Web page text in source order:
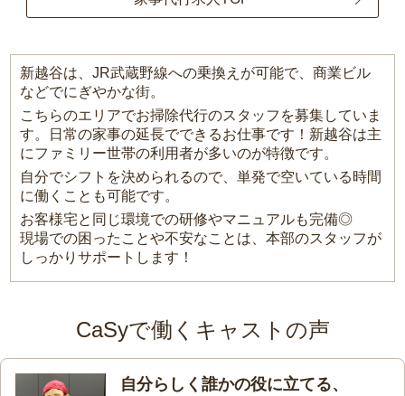
新越谷は、JR武蔵野線への乗換えが可能で、商業ビル
などでにぎやかな街。
こちらのエリアでお掃除代行のスタッフを募集していま
す。日常の家事の延長でできるお仕事です！新越谷は主
にファミリー世帯の利用者が多いのが特徴です。
自分でシフトを決められるので、単発で空いている時間
に働くことも可能です。
お客様宅と同じ環境での研修やマニュアルも完備◎
現場での困ったことや不安なことは、本部のスタッフが
しっかりサポートします！
CaSyで働くキャストの声
自分らしく誰かの役に立てる、